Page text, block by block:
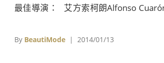
最佳導演： 艾方索柯朗Alfonso
McQueen《自由之心（12 Years a Slave
By BeautiMode | 2014/01/13